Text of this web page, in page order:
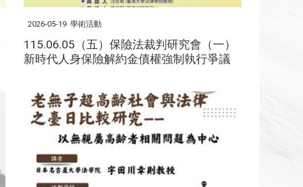
2026-05-19 學術活動
115.06.05（五）保險法裁判研究會（一）
新時代人身保險解約金債權強制執行爭議